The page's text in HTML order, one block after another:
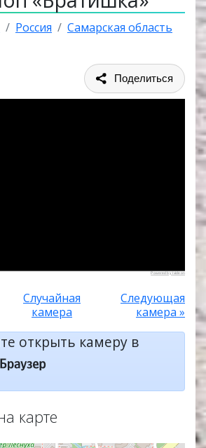
Россия
Самарская область
Поделиться
Powered by Ivideon
Случайная
камера
Следующая
камера »
открыть камеру в
карте